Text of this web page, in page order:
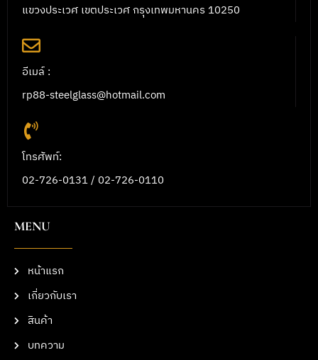
แขวงประเวศ เขตประเวศ กรุงเทพมหานคร 10250
อีเมล์ :
rp88-steelglass@hotmail.com
โทรศัพท์:
02-726-0131 / 02-726-0110
MENU
หน้าแรก
เกี่ยวกับเรา
สินค้า
บทความ